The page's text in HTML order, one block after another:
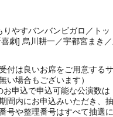
りやすバンバンビガロ／ト
劇] 烏川耕一／宇都宮まき
受付は良いお席をご用意する
い場合もございます）
お申込で申込可能な公演数は
間内にお申込みいただき、
号や整理番号はすべて抽選